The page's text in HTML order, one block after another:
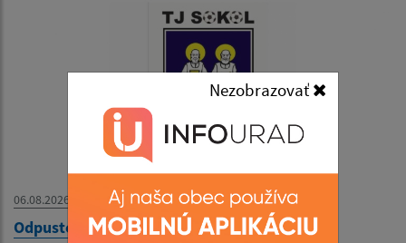
Nezobrazovať
06.08.2026
Odpustový futbalový turnaj - 09. 08. 2026